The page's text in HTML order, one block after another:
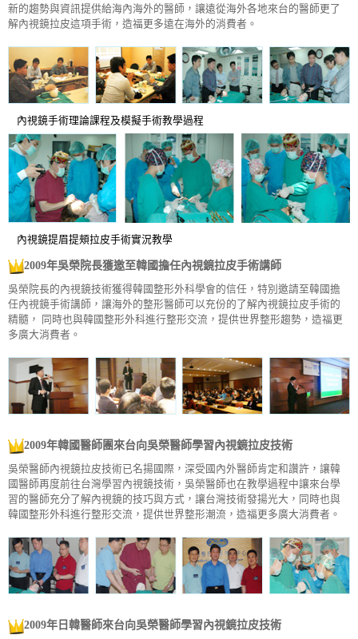
新的趨勢與資訊提供給海內海外的醫師，讓遠從海外各地來台的醫師更了
解內視鏡拉皮這項手術，造福更多遠在海外的消費者。
內視鏡手術理論課程及模擬手術教學過程
內視鏡提眉提頰拉皮手術實況教學
2009年吳榮院長獲邀至韓國擔任內視鏡拉皮手術講師
吳榮院長的內視鏡技術獲得韓國整形外科學會的信任，特別邀請至韓國擔
任內視鏡手術講師，讓海外的整形醫師可以充份的了解內視鏡拉皮手術的
精髓， 同時也與韓國整形外科進行整形交流，提供世界整形趨勢，造福更
多廣大消費者。
2009年韓國醫師團來台向吳榮醫師學習內視鏡拉皮技術
吳榮醫師內視鏡拉皮技術已名揚國際，深受國內外醫師肯定和讚許，讓韓
國醫師再度前往台灣學習內視鏡技術，吳榮醫師也在教學過程中讓來台學
習的醫師充分了解內視鏡的技巧與方式，讓台灣技術發揚光大，同時也與
韓國整形外科進行整形交流，提供世界整形潮流，造福更多廣大消費者。
2009年日韓醫師來台向吳榮醫師學習內視鏡拉皮技術